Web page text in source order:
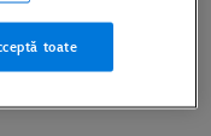
toate